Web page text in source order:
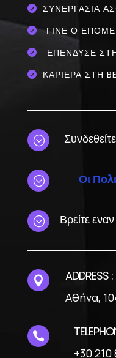
 ΣΥΝΕΡΓΑΣΊΑ
 ΓΊΝΕ Ο
 ΕΠΈΝΔΥΣΕ
 ΚΑΡΙΕΡΑ ΣΤΗ
;
; Οι
; Βρείτε

Αθήνα,

+30 210